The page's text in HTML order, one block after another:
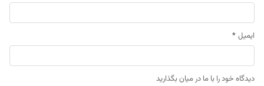
ایمیل *
دیدگاه خود را با ما در میان بگذارید